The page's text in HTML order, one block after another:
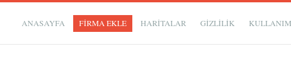
ANASAYFA FİRMA EKLE HARİTALAR GIZLILIK